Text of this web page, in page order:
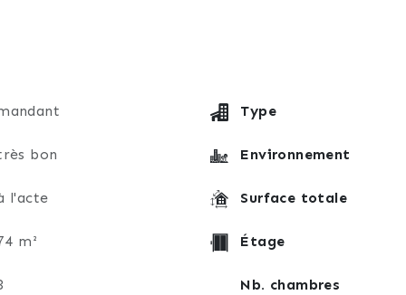
Type
bon Environnement
l'acte Surface totale
m² Étage
Nb. chambres